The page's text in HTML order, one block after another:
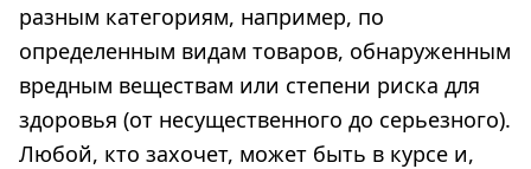
разным категориям, например, по
определенным видам товаров, обнаруженным
вредным веществам или степени риска для
здоровья (от несущественного до серьезного).
Любой, кто захочет, может быть в курсе и,